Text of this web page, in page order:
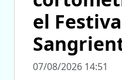
el
07/08/2026 14:51